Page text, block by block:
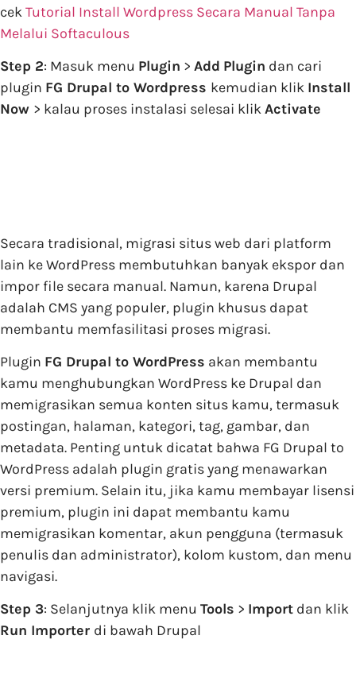
cekTutorial Install Wordpress Secara Manual Tanpa
Melalui Softaculous
Step 2: Masuk menu Plugin > Add Plugin dan cari
plugin FG Drupal to Wordpress kemudian klik Install
Now > kalau proses instalasi selesai klikActivate
Secara tradisional, migrasi situs web dari platform
lain ke WordPress membutuhkan banyak ekspor dan
impor file secara manual. Namun, karena Drupal
adalah CMS yang populer, plugin khusus dapat
membantu memfasilitasi proses migrasi.
Plugin FG Drupal to WordPress akan membantu
kamu menghubungkan WordPress ke Drupal dan
memigrasikan semua konten situs kamu, termasuk
postingan, halaman, kategori, tag, gambar, dan
metadata. Penting untuk dicatat bahwa FG Drupal to
WordPress adalah plugin gratis yang menawarkan
versi premium. Selain itu, jika kamu membayar lisensi
premium, plugin ini dapat membantu kamu
memigrasikan komentar, akun pengguna (termasuk
penulis dan administrator), kolom kustom, dan menu
navigasi.
Step 3: Selanjutnya klik menu Tools > Import dan klik
Run Importer di bawah Drupal